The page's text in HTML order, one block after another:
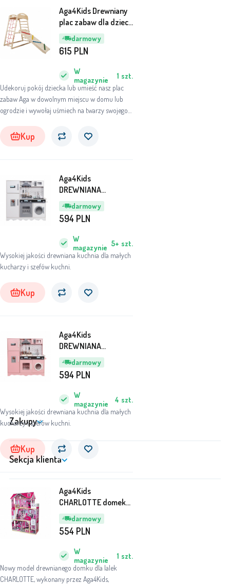
darmowy
Aga4Kids Drewniany
plac zabaw dla dzieci
MR6145
Udekoruj pokój dziecka lub umieść nasz plac
zabaw Aga w dowolnym miejscu w domu lub
ogrodzie i wywołaj uśmiech na twarzy swojego
położyć kres zabawie na świeżym powietrzu, ale
prawie nic nie stoi na przeszkodzie zabawie w
W
magazynie
1 szt.
615 PLN
Kup
darmowy
Aga4Kids
DREWNIANA
KUCHNIA DLA DZIECI
MR6160 Biała
Wysokiej jakości drewniana kuchnia dla małych
kucharzy i szefów kuchni.
W
magazynie 5+ szt.
594 PLN
Kup
darmowy
Aga4Kids
DREWNIANA
KUCHNIA DLA DZIECI
DUŻA MR6160 Różowa
Wysokiej jakości drewniana kuchnia dla małych
kucharzy i szefów kuchni.
W
magazynie
4 szt.
594 PLN
Kup
darmowy
Aga4Kids
CHARLOTTE domek
dla lalek
Nowy model drewnianego domku dla lalek
CHARLOTTE, wykonany przez Aga4Kids,
W
magazynie
1 szt.
554 PLN
Zakupy
Sekcja klienta